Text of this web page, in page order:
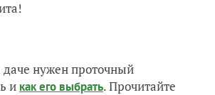
даче нужен проточный
и как его выбрать. Прочитайте